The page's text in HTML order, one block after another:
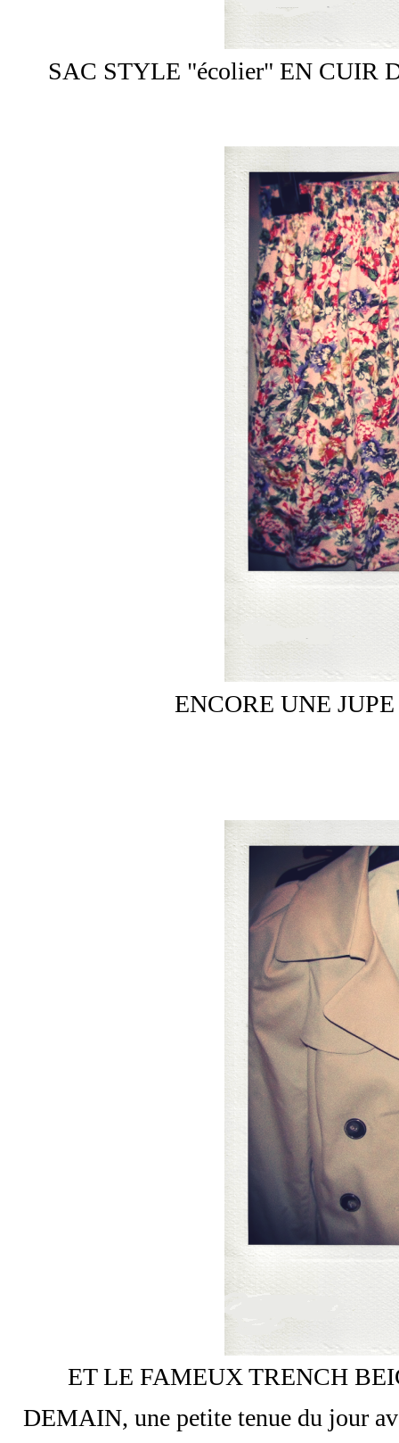
SAC STYLE "écolier" EN CUIR
ENCORE UNE
ET LE FAMEUX TRENCH
DEMAIN, une petite tenue du jour